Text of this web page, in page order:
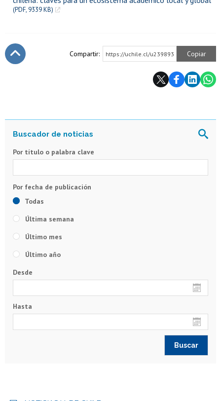
(PDF, 9339 KB)
Compartir: https://uchile.cl/u239893 Copiar
Por título o palabra clave
Todas
Última semana
Último mes
Último año
Desde
Hasta